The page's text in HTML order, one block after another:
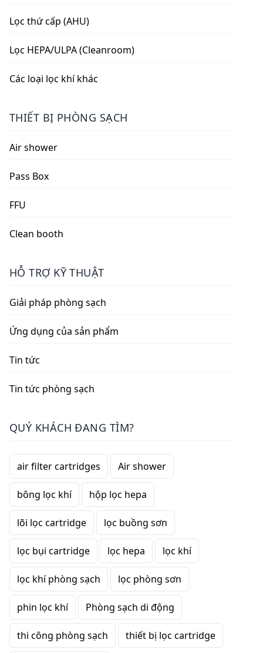
Lọc thứ cấp (AHU)
Lọc HEPA/ULPA (Cleanroom)
Các loại lọc khí khác
THIẾT BỊ PHÒNG SẠCH
Air shower
Pass Box
FFU
Clean booth
HỖ TRỢ KỸ THUẬT
Giải pháp phòng sạch
Ứng dụng của sản phẩm
Tin tức
Tin tức phòng sạch
QUÝ KHÁCH ĐANG TÌM?
air filter cartridges Air shower
bông lọc khí hộp lọc hepa
lõi lọc cartridge lọc buồng sơn
lọc bụi cartridge lọc hepa lọc khí
lọc khí phòng sạch lọc phòng sơn
phin lọc khí Phòng sạch di động
thi công phòng sạch thiết bị lọc cartridge